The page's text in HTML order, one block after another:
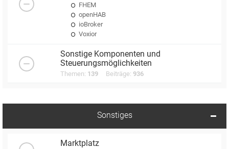
FHEM
openHAB
ioBroker
Voxior
Sonstige Komponenten und
Steuerungsmöglichkeiten
Themen: 139 Beiträge: 936
Sonstiges
Marktplatz